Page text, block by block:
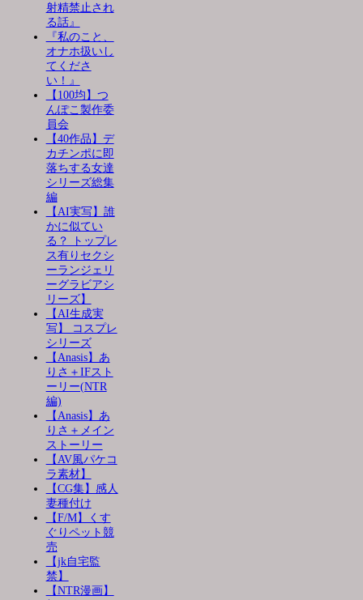
射精禁止され
る話』
『私のこと、
オナホ扱いし
てくださ
い！』
【100均】つ
んぽこ製作委
員会
【40作品】デ
カチンポに即
落ちする女達
シリーズ総集
編
【AI実写】誰
かに似てい
る？ トップレ
ス有りセクシ
ーランジェリ
ーグラビアシ
リーズ】
【AI生成実
写】 コスプレ
シリーズ
【Anasis】あ
りさ＋IFスト
ーリー(NTR
編)
【Anasis】あ
りさ＋メイン
ストーリー
【AV風パケコ
ラ素材】
【CG集】感人
妻種付け
【F/M】くす
ぐりペット競
売
【jk自宅監
禁】
【NTR漫画】